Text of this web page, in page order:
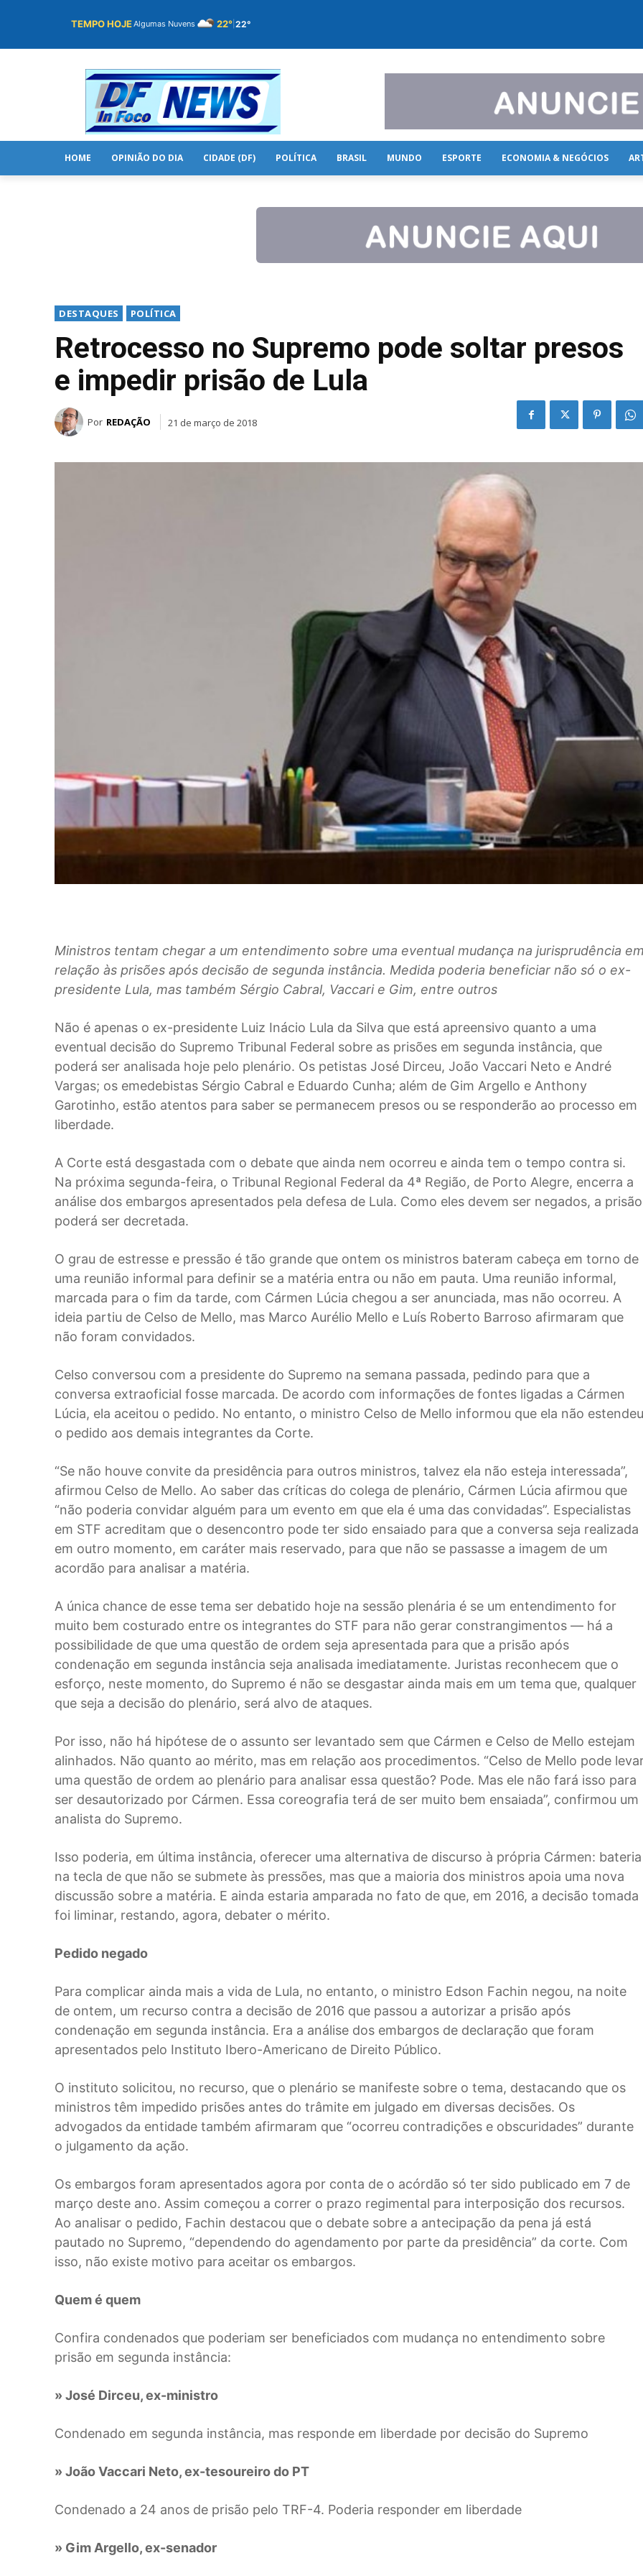
TEMPO HOJEAlgumas Nuvens 22° 22°
HOME OPINIÃO DO DIA CIDADE (DF) POLÍTICA BRASIL MUNDO ESPORTE ECONOMIA & NEGÓCIOS
DESTAQUES POLÍTICA
Retrocesso no Supremo pode soltar presos
e impedir prisão de Lula
Por REDAÇÃO 21 de março de 2018
Ministros tentam chegar a um entendimento sobre uma eventual mudança na jurisprudência
relação às prisões após decisão de segunda instância. Medida poderia beneficiar não só o ex-
presidente Lula, mas também Sérgio Cabral, Vaccari e Gim, entre outros
Não é apenas o ex-presidente Luiz Inácio Lula da Silva que está apreensivo quanto a uma
eventual decisão do Supremo Tribunal Federal sobre as prisões em segunda instância, que
poderá ser analisada hoje pelo plenário. Os petistas José Dirceu, João Vaccari Neto e André
Vargas; os emedebistas Sérgio Cabral e Eduardo Cunha; além de Gim Argello e Anthony
Garotinho, estão atentos para saber se permanecem presos ou se responderão ao processo em
liberdade.
A Corte está desgastada com o debate que ainda nem ocorreu e ainda tem o tempo contra si.
Na próxima segunda-feira, o Tribunal Regional Federal da 4ª Região, de Porto Alegre, encerra a
análise dos embargos apresentados pela defesa de Lula. Como eles devem ser negados, a prisão
poderá ser decretada.
O grau de estresse e pressão é tão grande que ontem os ministros bateram cabeça em torno de
uma reunião informal para definir se a matéria entra ou não em pauta. Uma reunião informal,
marcada para o fim da tarde, com Cármen Lúcia chegou a ser anunciada, mas não ocorreu. A
ideia partiu de Celso de Mello, mas Marco Aurélio Mello e Luís Roberto Barroso afirmaram que
não foram convidados.
Celso conversou com a presidente do Supremo na semana passada, pedindo para que a
conversa extraoficial fosse marcada. De acordo com informações de fontes ligadas a Cármen
Lúcia, ela aceitou o pedido. No entanto, o ministro Celso de Mello informou que ela não estendeu
o pedido aos demais integrantes da Corte.
“Se não houve convite da presidência para outros ministros, talvez ela não esteja interessada”,
afirmou Celso de Mello. Ao saber das críticas do colega de plenário, Cármen Lúcia afirmou que
“não poderia convidar alguém para um evento em que ela é uma das convidadas”. Especialistas
em STF acreditam que o desencontro pode ter sido ensaiado para que a conversa seja realizada
em outro momento, em caráter mais reservado, para que não se passasse a imagem de um
acordão para analisar a matéria.
A única chance de esse tema ser debatido hoje na sessão plenária é se um entendimento for
muito bem costurado entre os integrantes do STF para não gerar constrangimentos — há a
possibilidade de que uma questão de ordem seja apresentada para que a prisão após
condenação em segunda instância seja analisada imediatamente. Juristas reconhecem que o
esforço, neste momento, do Supremo é não se desgastar ainda mais em um tema que, qualquer
que seja a decisão do plenário, será alvo de ataques.
Por isso, não há hipótese de o assunto ser levantado sem que Cármen e Celso de Mello estejam
alinhados. Não quanto ao mérito, mas em relação aos procedimentos. “Celso de Mello pode
uma questão de ordem ao plenário para analisar essa questão? Pode. Mas ele não fará isso para
ser desautorizado por Cármen. Essa coreografia terá de ser muito bem ensaiada”, confirmou um
analista do Supremo.
Isso poderia, em última instância, oferecer uma alternativa de discurso à própria Cármen: bateria
na tecla de que não se submete às pressões, mas que a maioria dos ministros apoia uma nova
discussão sobre a matéria. E ainda estaria amparada no fato de que, em 2016, a decisão tomada
foi liminar, restando, agora, debater o mérito.
Pedido negado
Para complicar ainda mais a vida de Lula, no entanto, o ministro Edson Fachin negou, na noite
de ontem, um recurso contra a decisão de 2016 que passou a autorizar a prisão após
condenação em segunda instância. Era a análise dos embargos de declaração que foram
apresentados pelo Instituto Ibero-Americano de Direito Público.
O instituto solicitou, no recurso, que o plenário se manifeste sobre o tema, destacando que os
ministros têm impedido prisões antes do trâmite em julgado em diversas decisões. Os
advogados da entidade também afirmaram que “ocorreu contradições e obscuridades” durante
o julgamento da ação.
Os embargos foram apresentados agora por conta de o acórdão só ter sido publicado em 7 de
março deste ano. Assim começou a correr o prazo regimental para interposição dos recursos.
Ao analisar o pedido, Fachin destacou que o debate sobre a antecipação da pena já está
pautado no Supremo, “dependendo do agendamento por parte da presidência” da corte. Com
isso, não existe motivo para aceitar os embargos.
Quem é quem
Confira condenados que poderiam ser beneficiados com mudança no entendimento sobre
prisão em segunda instância:
» José Dirceu, ex-ministro
Condenado em segunda instância, mas responde em liberdade por decisão do Supremo
» João Vaccari Neto,ex-tesoureiro do PT
Condenado a 24 anos de prisão pelo TRF-4. Poderia responder em liberdade
» Gim Argello, ex-senador